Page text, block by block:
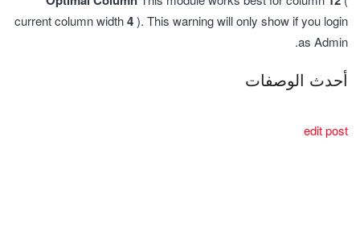
current column width4). This warning will only show if you login
as Admin.
أحدث الوصفات
edit post